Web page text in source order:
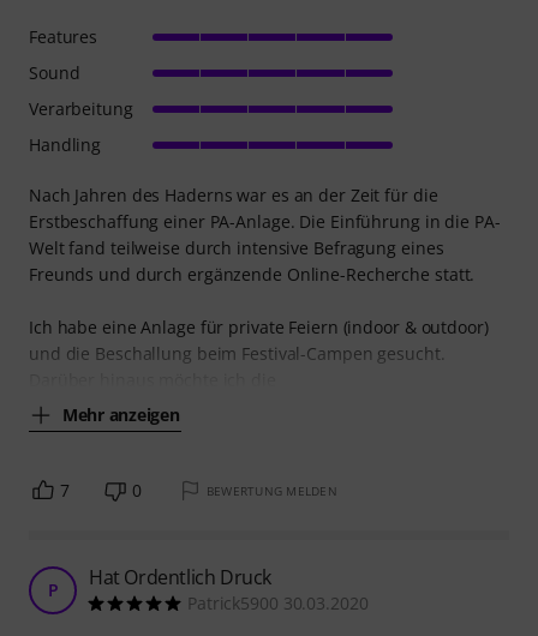
Nach Jahren des Haderns war es an der Zeit für die
Erstbeschaffung einer PA-Anlage. Die Einführung in die PA-
Welt fand teilweise durch intensive Befragung eines
Freunds und durch ergänzende Online-Recherche statt.
Ich habe eine Anlage für private Feiern (indoor & outdoor)
und die Beschallung beim Festival-Campen gesucht.
Mehr anzeigen
Features
Sound
Verarbeitung
Handling
7 0 BEWERTUNG MELDEN
P Hat Ordentlich Druck
Patrick5900 30.03.2020